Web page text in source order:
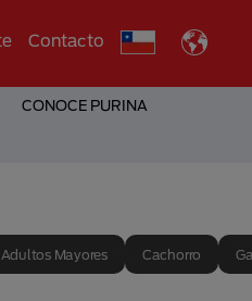
Contacto
CONOCE PURINA
Adultos Mayores Cachorro